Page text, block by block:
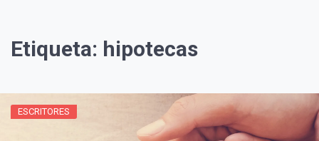
Etiqueta: hipotecas
ESCRITORES